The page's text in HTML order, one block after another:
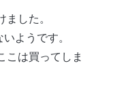
した。
ようです。
こは買ってしま